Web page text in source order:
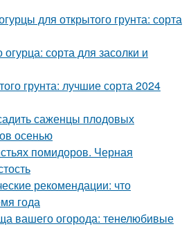
для открытого грунта: сорта
сорта для засолки и
грунта: лучшие сорта 2024
саженцы плодовых
осенью
помидоров. Черная
рекомендации: что
года
вашего огорода: тенелюбивые